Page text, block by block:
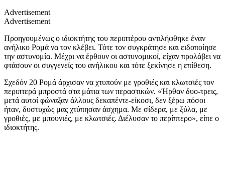
Advertisement
Advertisement
Προηγουμένως ο ιδιοκτήτης του περιπτέρου αντιλήφθηκε έναν
ανήλικο Ρομά να τον κλέβει. Τότε τον συγκράτησε και ειδοποίησε
την αστυνομία. Μέχρι να έρθουν οι αστυνομικοί, είχαν προλάβει να
φτάσουν οι συγγενείς του ανήλικου και τότε ξεκίνησε η επίθεση.
Σχεδόν 20 Ρομά άρχισαν να χτυπούν με γροθιές και κλωτσιές τον
περιπτερά μπροστά στα μάτια των περαστικών. «Ήρθαν δυο-τρεις,
μετά αυτοί φώναξαν άλλους δεκαπέντε-είκοσι, δεν ξέρω πόσοι
ήταν, δυστυχώς μας χτύπησαν άσχημα. Με σίδερα, με ξύλα, με
γροθιές, με μπουνιές, με κλωτσιές. Διέλυσαν το περίπτερο», είπε ο
ιδιοκτήτης.